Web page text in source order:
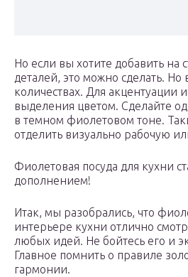
Но если вы хотите добавить на
деталей, это можно сделать.
количествах. Для акцентуации
выделения цветом. Сделайте
в темном фиолетовом тоне.
отделить визуально рабочую
Фиолетовая посуда для кухни
дополнением!
Итак, мы разобрались, что
интерьере кухни отлично
любых идей. Не бойтесь его и
Главное помнить о правиле
гармонии.